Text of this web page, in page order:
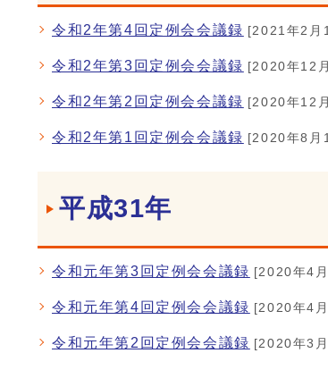
令和2年第4回定例会会議録 [2021年2月
令和2年第3回定例会会議録 [2020年12
令和2年第2回定例会会議録 [2020年12
令和2年第1回定例会会議録 [2020年8月
平成31年
令和元年第3回定例会会議録 [2020年4
令和元年第4回定例会会議録 [2020年4
令和元年第2回定例会会議録 [2020年3